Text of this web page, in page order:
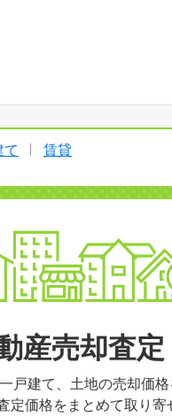
て 賃貸
産売却査定
戸建て、土地の売却価格
定価格をまとめて取り寄